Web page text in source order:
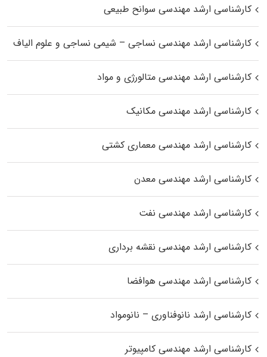
کارشناسی ارشد مهندسی سوانح طبیعی
کارشناسی ارشد مهندسی نساجی – شیمی نساجی و علوم الیاف
کارشناسی ارشد مهندسی متالورژی و مواد
کارشناسی ارشد مهندسی مکانیک
کارشناسی ارشد مهندسی معماری کشتی
کارشناسی ارشد مهندسی معدن
کارشناسی ارشد مهندسی نفت
کارشناسی ارشد مهندسی نقشه برداری
کارشناسی ارشد مهندسی هوافضا
کارشناسی ارشد نانوفناوری – نانومواد
کارشناسی ارشد مهندسی کامپیوتر